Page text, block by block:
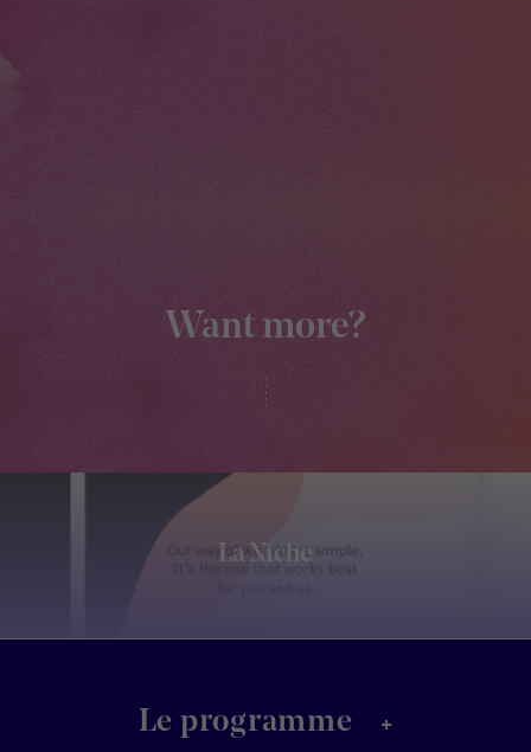
Want more?
La Niche
Le programme +